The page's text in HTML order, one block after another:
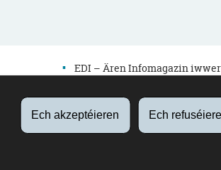
Ech akzeptéieren Ech
EDI – Ären Infomagazin iwwer
edutalk – Äre Bildungspodcast